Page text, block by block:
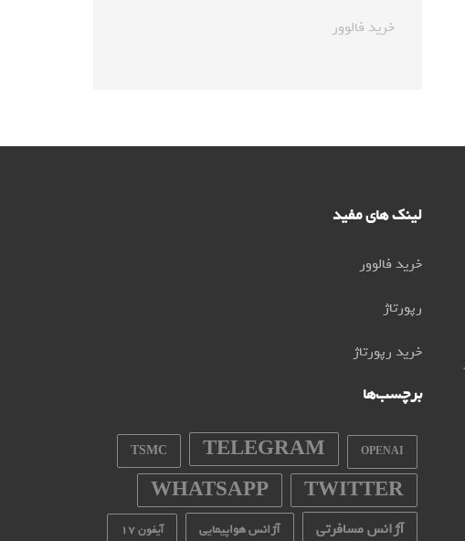
خرید فالوور
لینک های مفید
خرید فالوور
رپورتاژ
خرید رپورتاژ
برچسب‌ها
OPENAI
TELEGRAM
TSMC
TWITTER
WHATSAPP
آژانس مسافرتی آژانس هواپیمایی آیفون 17